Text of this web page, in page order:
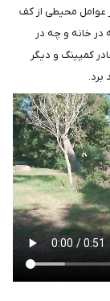
عوامل محیطی از کف
خانه و چه در
کمپینگ و دیگر